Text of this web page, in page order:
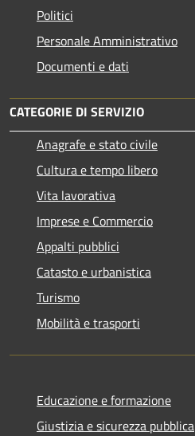
Politici
Personale Amministrativo
Documenti e dati
CATEGORIE DI SERVIZIO
Anagrafe e stato civile
Cultura e tempo libero
Vita lavorativa
Imprese e Commercio
Appalti pubblici
Catasto e urbanistica
Turismo
Mobilità e trasporti
Educazione e formazione
Giustizia e sicurezza pubblica